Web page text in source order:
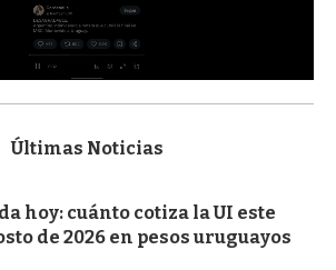
Últimas Noticias
hoy: cuánto cotiza la UI este
de 2026 en pesos uruguayos